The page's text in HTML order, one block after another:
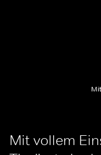
Mit vollem